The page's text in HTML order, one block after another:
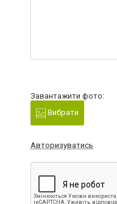
Завантажити фото:
Вибрати
Авторизуватись